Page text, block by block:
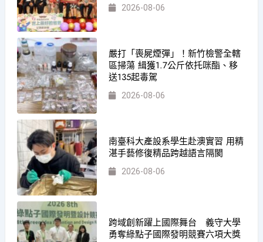
2026-08-06
嚴打「喪屍煙彈」！新竹檢警全轄
區掃蕩 緝獲1.7公斤依托咪酯、移
送135起毒駕
2026-08-06
南臺科大產設系學生赴澳實習 用精
湛手藝修復精品跨越語言隔閡
2026-08-06
跨域創新躍上國際舞台 義守大學
勇奪綠點子國際發明競賽六項大獎